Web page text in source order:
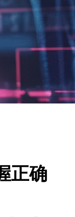
正确